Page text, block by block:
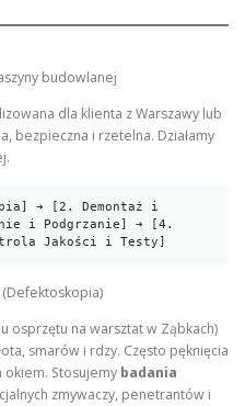
budowlanej
dla klienta z Warszawy lub
bezpieczna i rzetelna. Działamy
➔ [2. Demontaż i
i Podgrzanie] ➔ [4.
(Defektoskopia)
osprzętu na warsztat w Ząbkach)
smarów i rdzy. Często pęknięcia
okiem. Stosujemy badania
zmywaczy, penetrantów i